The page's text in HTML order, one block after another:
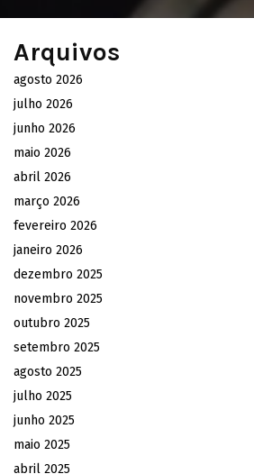
Arquivos
agosto 2026
julho 2026
junho 2026
maio 2026
abril 2026
março 2026
fevereiro 2026
janeiro 2026
dezembro 2025
novembro 2025
outubro 2025
setembro 2025
agosto 2025
julho 2025
junho 2025
maio 2025
abril 2025